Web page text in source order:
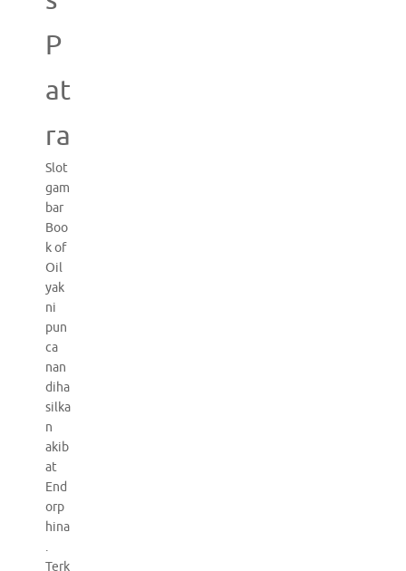
P
at
ra
Slot
gam
bar
Boo
k of
Oil
yak
ni
pun
ca
nan
diha
silka
n
akib
at
End
orp
hina
.
Terk